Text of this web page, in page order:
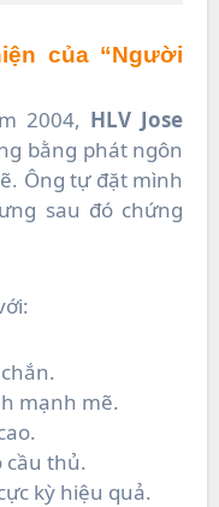
của “Người
2004, HLV Jose
bằng phát ngôn
Ông tự đặt mình
sau đó chứng
mạnh mẽ.
cầu thủ.
kỳ hiệu quả.